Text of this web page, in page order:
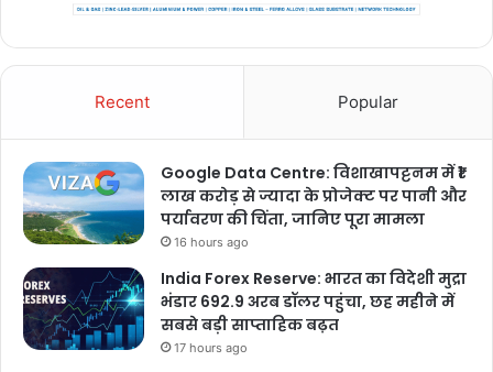
Recent Popular
Google Data Centre: विशाखापट्टनम में ₹1
लाख करोड़ से ज्यादा के प्रोजेक्ट पर पानी और
पर्यावरण की चिंता, जानिए पूरा मामला
16 hours ago
India Forex Reserve: भारत का विदेशी मुद्रा
भंडार 692.9 अरब डॉलर पहुंचा, छह महीने में
सबसे बड़ी साप्ताहिक बढ़त
17 hours ago